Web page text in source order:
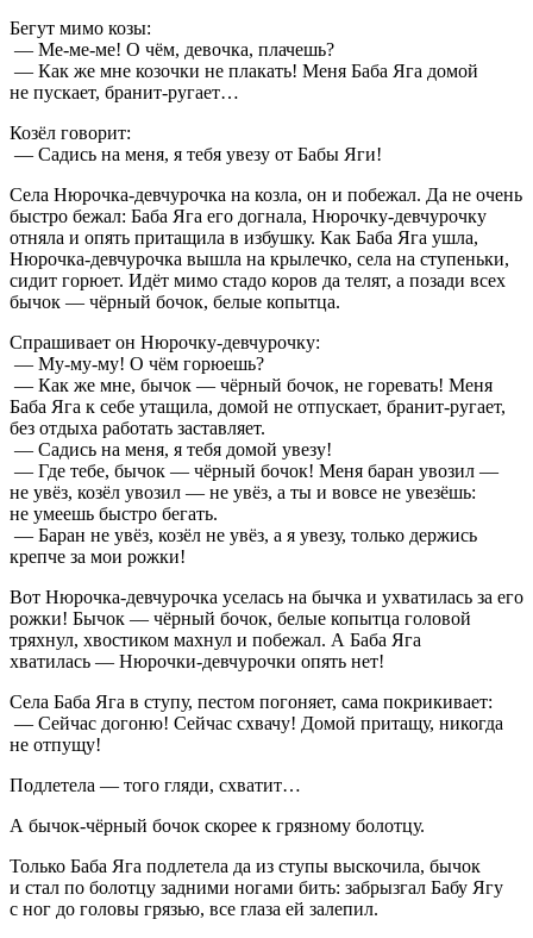
Бегут мимо козы:
— Ме-ме-ме! О чём, девочка, плачешь?
— Как же мне козочки не плакать! Меня Баба Яга домой
не пускает, бранит-ругает…
Козёл говорит:
— Садись на меня, я тебя увезу от Бабы Яги!
Села Нюрочка-девчурочка на козла, он и побежал. Да не очень
быстро бежал: Баба Яга его догнала, Нюрочку-девчурочку
отняла и опять притащила в избушку. Как Баба Яга ушла,
Нюрочка-девчурочка вышла на крылечко, села на ступеньки,
сидит горюет. Идёт мимо стадо коров да телят, а позади всех
бычок — чёрный бочок, белые копытца.
Спрашивает он Нюрочку-девчурочку:
— Му-му-му! О чём горюешь?
— Как же мне, бычок — чёрный бочок, не горевать! Меня
Баба Яга к себе утащила, домой не отпускает, бранит-ругает,
без отдыха работать заставляет.
— Садись на меня, я тебя домой увезу!
— Где тебе, бычок — чёрный бочок! Меня баран увозил —
не увёз, козёл увозил — не увёз, а ты и вовсе не увезёшь:
не умеешь быстро бегать.
— Баран не увёз, козёл не увёз, а я увезу, только держись
крепче за мои рожки!
Вот Нюрочка-девчурочка уселась на бычка и ухватилась за его
рожки! Бычок — чёрный бочок, белые копытца головой
тряхнул, хвостиком махнул и побежал. А Баба Яга
хватилась — Нюрочки-девчурочки опять нет!
Села Баба Яга в ступу, пестом погоняет, сама покрикивает:
— Сейчас догоню! Сейчас схвачу! Домой притащу, никогда
не отпущу!
Подлетела — того гляди, схватит…
А бычок-чёрный бочок скорее к грязному болотцу.
Только Баба Яга подлетела да из ступы выскочила, бычок
и стал по болотцу задними ногами бить: забрызгал Бабу Ягу
с ног до головы грязью, все глаза ей залепил.